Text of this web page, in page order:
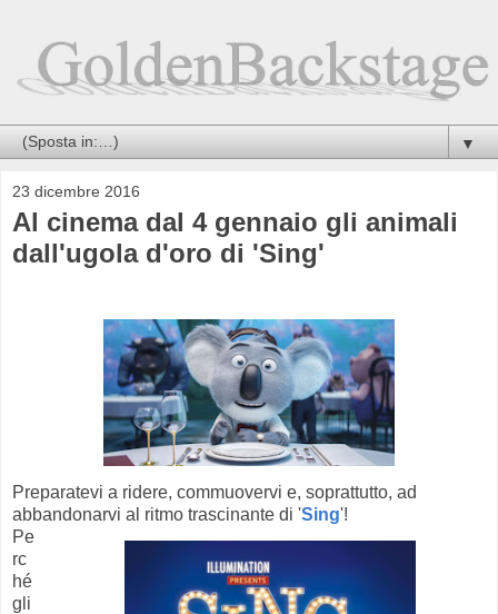
▼
23 dicembre 2016
Al cinema dal 4 gennaio gli animali
dall'ugola d'oro di 'Sing'
Preparatevi a ridere, commuovervi e, soprattutto, ad
abbandonarvi al ritmo trascinante di 'Sing'!
Pe
rc
hé
gli